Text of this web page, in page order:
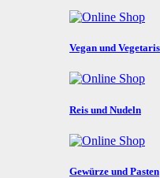
Vegan und
Reis und Nudeln
Gewürze und Pasten